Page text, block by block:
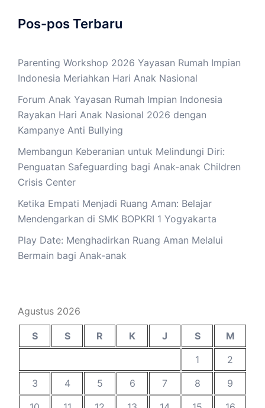
Pos-pos Terbaru
Parenting Workshop 2026 Yayasan Rumah Impian
Indonesia Meriahkan Hari Anak Nasional
Forum Anak Yayasan Rumah Impian Indonesia
Rayakan Hari Anak Nasional 2026 dengan
Kampanye Anti Bullying
Membangun Keberanian untuk Melindungi Diri:
Penguatan Safeguarding bagi Anak-anak Children
Crisis Center
Ketika Empati Menjadi Ruang Aman: Belajar
Mendengarkan di SMK BOPKRI 1 Yogyakarta
Play Date: Menghadirkan Ruang Aman Melalui
Bermain bagi Anak-anak
Agustus 2026
S S R K J S
M
1
2
3
4 5 6 7 8
9